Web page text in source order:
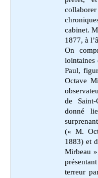
cabinet.
1877, à
On
lointaines
Paul,
Octave
de
donné
(« M.
1883) et
Mirbeau
terreur